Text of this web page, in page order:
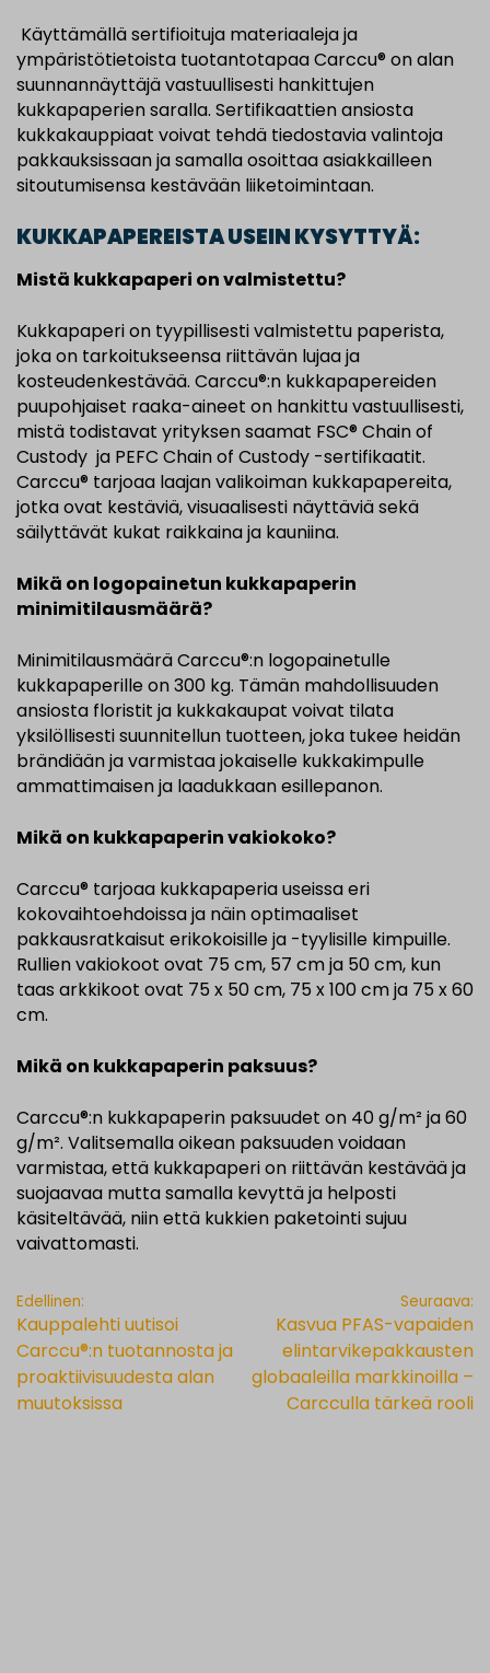
Käyttämällä sertifioituja materiaaleja ja
ympäristötietoista tuotantotapaa Carccu® on alan
suunnannäyttäjä vastuullisesti hankittujen
kukkapaperien saralla. Sertifikaattien ansiosta
kukkakauppiaat voivat tehdä tiedostavia valintoja
pakkauksissaan ja samalla osoittaa asiakkailleen
sitoutumisensa kestävään liiketoimintaan.
KUKKAPAPEREISTA USEIN KYSYTTYÄ:
Mistä kukkapaperi on valmistettu?
Kukkapaperi on tyypillisesti valmistettu paperista,
joka on tarkoitukseensa riittävän lujaa ja
kosteudenkestävää. Carccu®:n kukkapapereiden
puupohjaiset raaka-aineet on hankittu vastuullisesti,
mistä todistavat yrityksen saamat FSC® Chain of
Custody ja PEFC Chain of Custody -sertifikaatit.
Carccu® tarjoaa laajan valikoiman kukkapapereita,
jotka ovat kestäviä, visuaalisesti näyttäviä sekä
säilyttävät kukat raikkaina ja kauniina.
Mikä on logopainetun kukkapaperin
minimitilausmäärä?
Minimitilausmäärä Carccu®:n logopainetulle
kukkapaperille on 300 kg. Tämän mahdollisuuden
ansiosta floristit ja kukkakaupat voivat tilata
yksilöllisesti suunnitellun tuotteen, joka tukee heidän
brändiään ja varmistaa jokaiselle kukkakimpulle
ammattimaisen ja laadukkaan esillepanon.
Mikä on kukkapaperin vakiokoko?
Carccu® tarjoaa kukkapaperia useissa eri
kokovaihtoehdoissa ja näin optimaaliset
pakkausratkaisut erikokoisille ja -tyylisille kimpuille.
Rullien vakiokoot ovat 75 cm, 57 cm ja 50 cm, kun
taas arkkikoot ovat 75 x 50 cm, 75 x 100 cm ja 75 x 60
cm.
Mikä on kukkapaperin paksuus?
Carccu®:n kukkapaperin paksuudet on 40 g/m² ja 60
g/m². Valitsemalla oikean paksuuden voidaan
varmistaa, että kukkapaperi on riittävän kestävää ja
suojaavaa mutta samalla kevyttä ja helposti
käsiteltävää, niin että kukkien paketointi sujuu
vaivattomasti.
ARTIKKELIEN
SELAUS
Edellinen:
Kauppalehti uutisoi
Carccu®:n tuotannosta ja
proaktiivisuudesta alan
muutoksissa
Seuraava:
Kasvua PFAS-vapaiden
elintarvikepakkausten
globaaleilla markkinoilla –
Carcculla tärkeä rooli